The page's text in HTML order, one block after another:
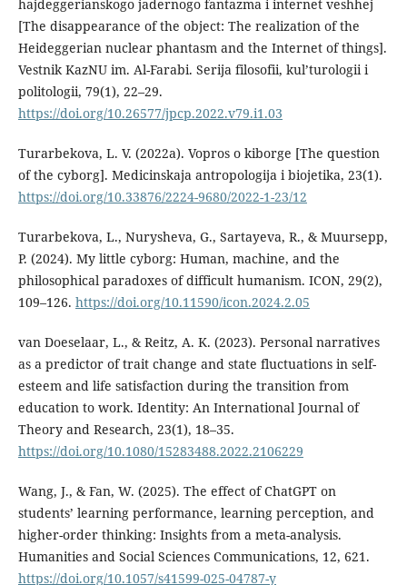
hajdeggerianskogo jadernogo fantazma i internet veshhej
[The disappearance of the object: The realization of the
Heideggerian nuclear phantasm and the Internet of things].
Vestnik KazNU im. Al-Farabi. Serija filosofii, kul’turologii i
politologii, 79(1), 22–29.
https://doi.org/10.26577/jpcp.2022.v79.i1.03
Turarbekova, L. V. (2022a). Vopros o kiborge [The question
of the cyborg]. Medicinskaja antropologija i biojetika, 23(1).
https://doi.org/10.33876/2224-9680/2022-1-23/12
Turarbekova, L., Nurysheva, G., Sartayeva, R., & Muursepp,
P. (2024). My little cyborg: Human, machine, and the
philosophical paradoxes of difficult humanism. ICON, 29(2),
109–126. https://doi.org/10.11590/icon.2024.2.05
van Doeselaar, L., & Reitz, A. K. (2023). Personal narratives
as a predictor of trait change and state fluctuations in self-
esteem and life satisfaction during the transition from
education to work. Identity: An International Journal of
Theory and Research, 23(1), 18–35.
https://doi.org/10.1080/15283488.2022.2106229
Wang, J., & Fan, W. (2025). The effect of ChatGPT on
students’ learning performance, learning perception, and
higher-order thinking: Insights from a meta-analysis.
Humanities and Social Sciences Communications, 12, 621.
https://doi.org/10.1057/s41599-025-04787-y